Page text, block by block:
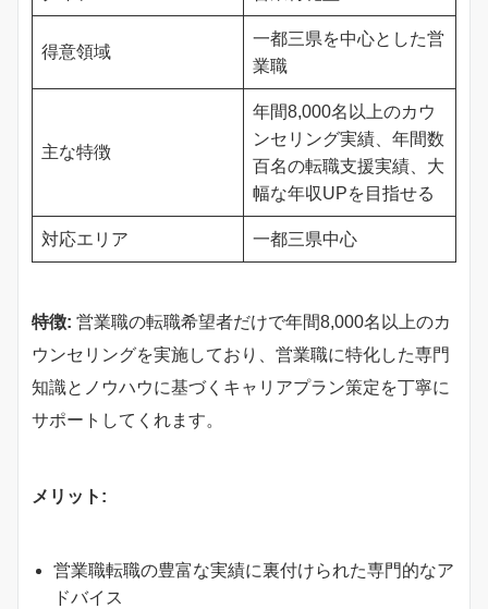
得意領域
一都三県を中心とした営
業職
主な特徴
年間8,000名以上のカウ
ンセリング実績、年間数
百名の転職支援実績、大
幅な年収UPを目指せる
対応エリア 一都三県中心
特徴: 営業職の転職希望者だけで年間8,000名以上のカ
ウンセリングを実施しており、営業職に特化した専門
知識とノウハウに基づくキャリアプラン策定を丁寧に
サポートしてくれます。
メリット:
営業職転職の豊富な実績に裏付けられた専門的なア
ドバイス